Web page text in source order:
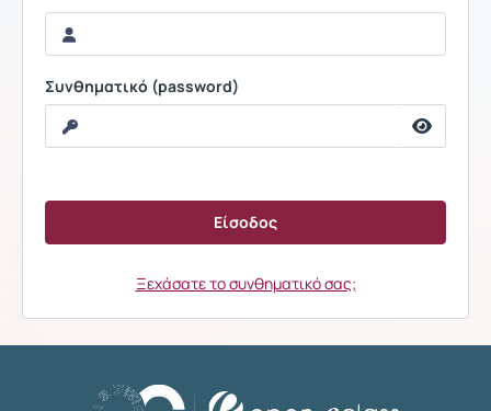
Συνθηματικό (password)
Ξεχάσατε το συνθηματικό σας;